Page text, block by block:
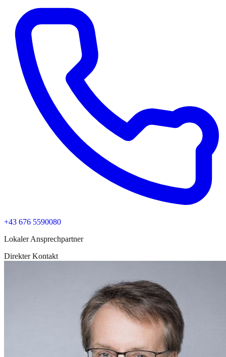
+43 676 5590080
Lokaler Ansprechpartner
Direkter Kontakt